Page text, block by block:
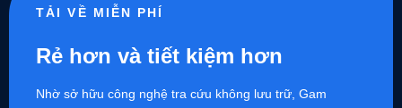
TẢI VỀ MIỄN PHÍ
Rẻ hơn và tiết kiệm hơn
Nhờ sở hữu công nghệ tra cứu không lưu trữ, Gam